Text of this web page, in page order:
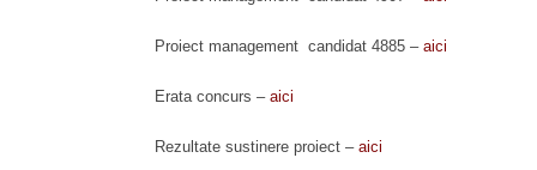
Proiect management candidat 4885 – aici
Erata concurs – aici
Rezultate sustinere proiect – aici